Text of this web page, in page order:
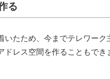
る
いたため、今までテレワー
レス空間を作ることもでき